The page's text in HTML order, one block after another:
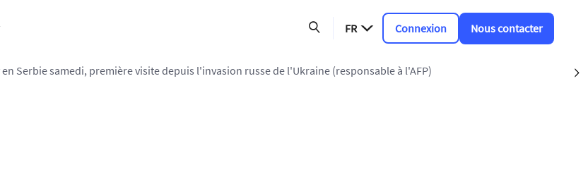
FR Connexion Nous contacter
| La Slovaquie enregistre un record absolu de 42,2°C (services météorologiques)